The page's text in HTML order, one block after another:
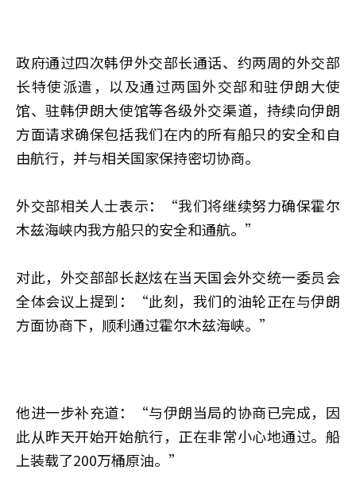
政府通过四次韩伊外交部长通话、约两周的外交部
长特使派遣，以及通过两国外交部和驻伊朗大使
馆、驻韩伊朗大使馆等各级外交渠道，持续向伊朗
方面请求确保包括我们在内的所有船只的安全和自
由航行，并与相关国家保持密切协商。
外交部相关人士表示：“我们将继续努力确保霍尔
木兹海峡内我方船只的安全和通航。”
对此，外交部部长赵炫在当天国会外交统一委员会
全体会议上提到：“此刻，我们的油轮正在与伊朗
方面协商下，顺利通过霍尔木兹海峡。”
他进一步补充道：“与伊朗当局的协商已完成，因
此从昨天开始开始航行，正在非常小心地通过。船
上装载了200万桶原油。”